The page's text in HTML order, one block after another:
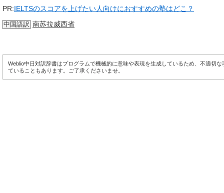
PR:IELTSのスコアを上げたい人向けにおすすめの塾はどこ？
中国語訳 南苏拉威西省
Weblio中日対訳辞書はプログラムで機械的に意味や表現を生成しているため、不適切な
ていることもあります。ご了承くださいませ。